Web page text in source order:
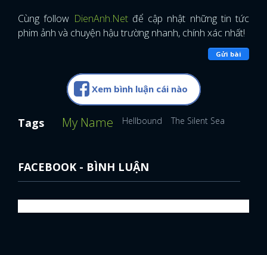
Cùng follow DienAnh.Net để cập nhật những tin tức
phim ảnh và chuyện hậu trường nhanh, chính xác nhất!
Gửi bài
Xem bình luận cái nào
Tags My Name Hellbound The Silent Sea
FACEBOOK - BÌNH LUẬN